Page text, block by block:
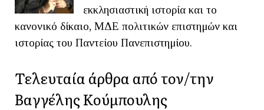
εκκλησιαστική ιστορία και το
κανονικό δίκαιο, ΜΔΕ πολιτικών επιστημών και
ιστορίας του Παντείου Πανεπιστημίου.
Τελευταία άρθρα από τον/την
Βαγγέλης Κούμπουλης